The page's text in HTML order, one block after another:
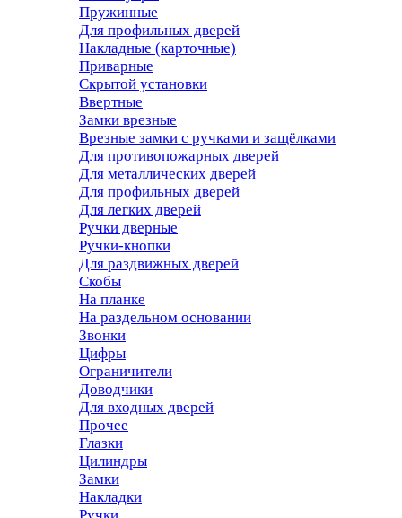
Пружинные
Для профильных дверей
Накладные (карточные)
Приварные
Скрытой установки
Ввертные
Замки врезные
Врезные замки с ручками и защёлками
Для противопожарных дверей
Для металлических дверей
Для профильных дверей
Для легких дверей
Ручки дверные
Ручки-кнопки
Для раздвижных дверей
Скобы
На планке
На раздельном основании
Звонки
Цифры
Ограничители
Доводчики
Для входных дверей
Прочее
Глазки
Цилиндры
Замки
Накладки